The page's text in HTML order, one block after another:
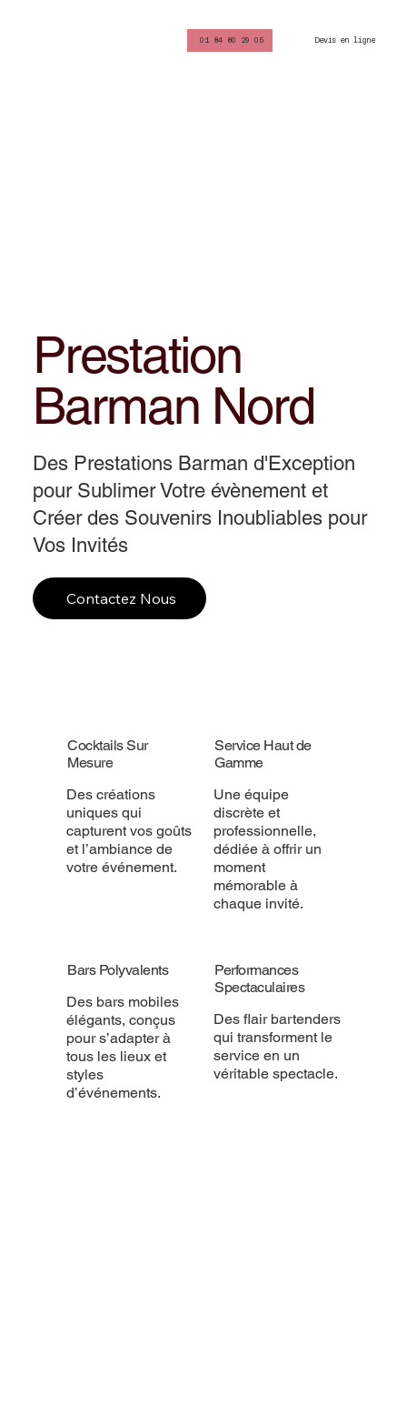
01 84 80 29 05 Devis en ligne
Prestation
Barman Nord
Des Prestations Barman d'Exception
pour Sublimer Votre évènement et
Créer des Souvenirs Inoubliables pour
Vos Invités
Contactez Nous
Cocktails Sur
Mesure
Des créations
uniques qui
capturent vos goûts
et l’ambiance de
votre événement.
Service Haut de
Gamme
Une équipe
discrète et
professionnelle,
dédiée à offrir un
moment
mémorable à
chaque invité.
Bars Polyvalents
Des bars mobiles
élégants, conçus
pour s’adapter à
tous les lieux et
styles
d’événements.
Performances
Spectaculaires
Des flair bartenders
qui transforment le
service en un
véritable spectacle.